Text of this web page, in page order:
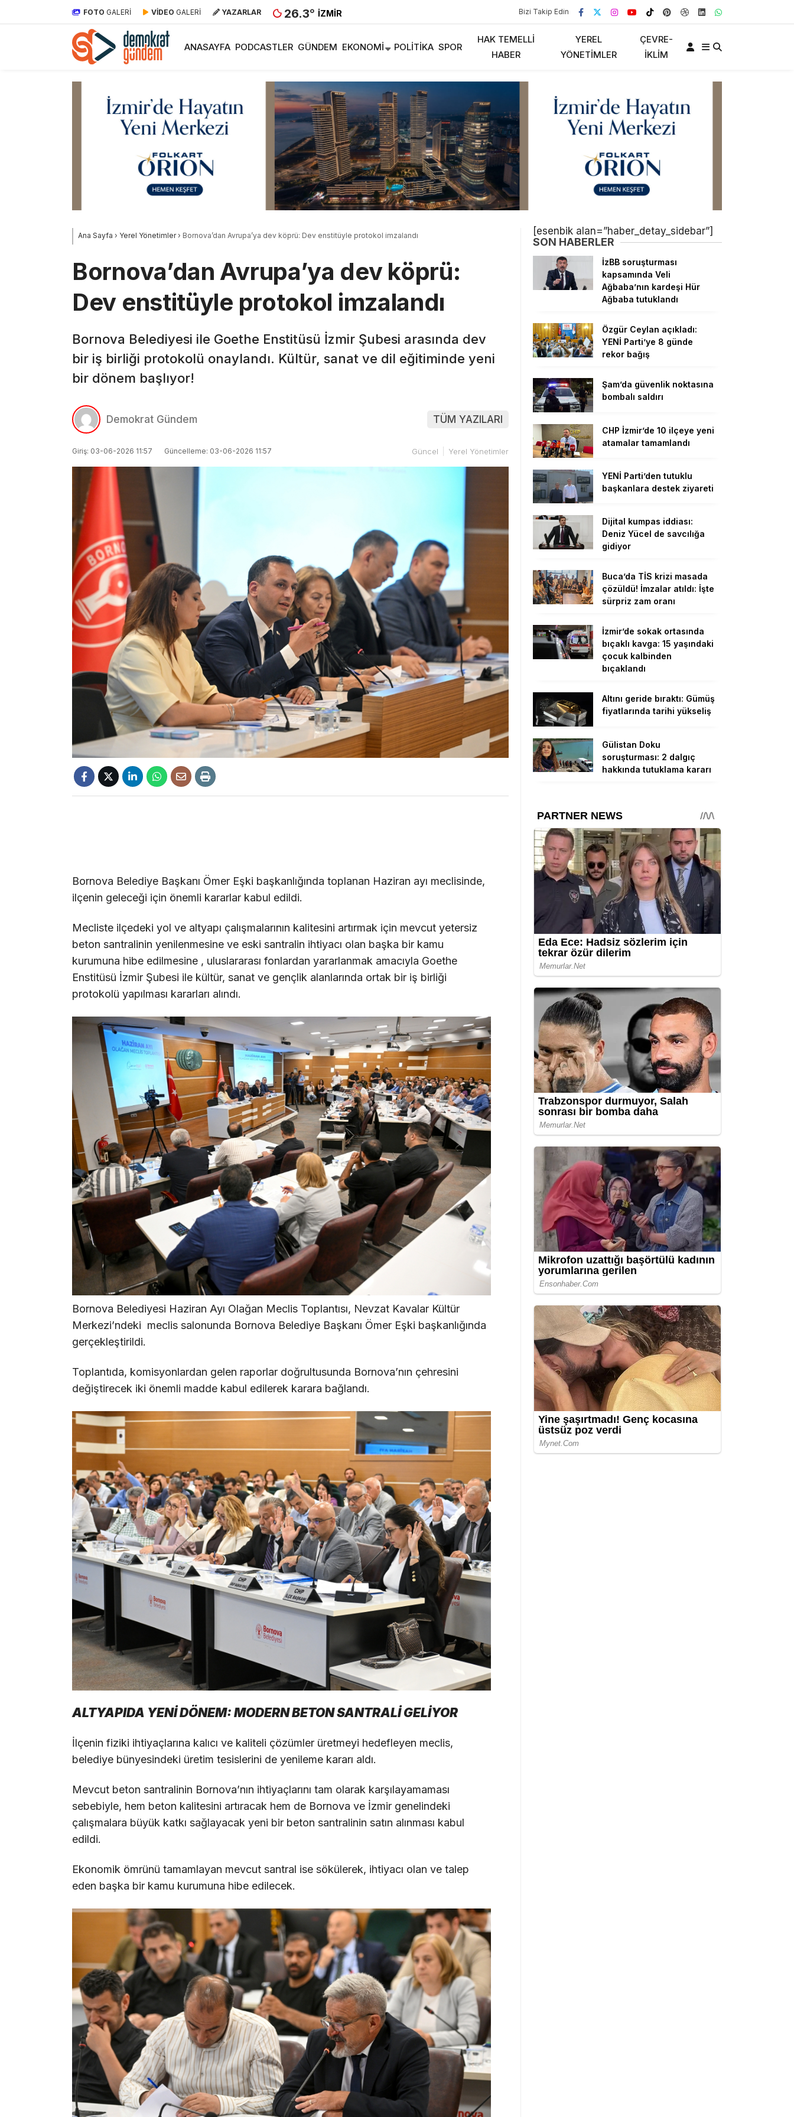
FOTO GALERİ VİDEO GALERİ YAZARLAR 26.3° İZMIR Bizi Takip Edin
ANASAYFA PODCASTLER GÜNDEM EKONOMI POLITIKA SPOR
HAK TEMELLI
HABER
YEREL
YÖNETIMLER
ÇEVRE-
İKLIM
Ana Sayfa › Yerel Yönetimler› Bornova’dan Avrupa’ya dev köprü: Dev enstitüyle protokol imzalandı
Bornova’dan Avrupa’ya dev köprü:
Dev enstitüyle protokol imzalandı
Bornova Belediyesi ile Goethe Enstitüsü İzmir Şubesi arasında dev
bir iş birliği protokolü onaylandı. Kültür, sanat ve dil eğitiminde yeni
bir dönem başlıyor!
Demokrat Gündem TÜM YAZILARI
Giriş: 03-06-2026 11:57 Güncelleme: 03-06-2026 11:57 Güncel Yerel Yönetimler
Bornova Belediye Başkanı Ömer Eşki başkanlığında toplanan Haziran ayı meclisinde,
ilçenin geleceği için önemli kararlar kabul edildi.
Mecliste ilçedeki yol ve altyapı çalışmalarının kalitesini artırmak için mevcut yetersiz
beton santralinin yenilenmesine ve eski santralin ihtiyacı olan başka bir kamu
kurumuna hibe edilmesine , uluslararası fonlardan yararlanmak amacıyla Goethe
Enstitüsü İzmir Şubesi ile kültür, sanat ve gençlik alanlarında ortak bir iş birliği
protokolü yapılması kararları alındı.
Bornova Belediyesi Haziran Ayı Olağan Meclis Toplantısı, Nevzat Kavalar Kültür
Merkezi’ndeki meclis salonunda Bornova Belediye Başkanı Ömer Eşki başkanlığında
gerçekleştirildi.
Toplantıda, komisyonlardan gelen raporlar doğrultusunda Bornova’nın çehresini
değiştirecek iki önemli madde kabul edilerek karara bağlandı.
ALTYAPIDA YENİ DÖNEM: MODERN BETON SANTRALİ GELİYOR
İlçenin fiziki ihtiyaçlarına kalıcı ve kaliteli çözümler üretmeyi hedefleyen meclis,
belediye bünyesindeki üretim tesislerini de yenileme kararı aldı.
Mevcut beton santralinin Bornova’nın ihtiyaçlarını tam olarak karşılayamaması
sebebiyle, hem beton kalitesini artıracak hem de Bornova ve İzmir genelindeki
çalışmalara büyük katkı sağlayacak yeni bir beton santralinin satın alınması kabul
edildi.
Ekonomik ömrünü tamamlayan mevcut santral ise sökülerek, ihtiyacı olan ve talep
eden başka bir kamu kurumuna hibe edilecek.
[esenbik alan=”haber_detay_sidebar”]
SON HABERLER
İzBB soruşturması
kapsamında Veli
Ağbaba’nın kardeşi Hür
Ağbaba tutuklandı
Özgür Ceylan açıkladı:
YENİ Parti’ye 8 günde
rekor bağış
Şam’da güvenlik noktasına
bombalı saldırı
CHP İzmir’de 10 ilçeye yeni
atamalar tamamlandı
YENİ Parti’den tutuklu
başkanlara destek ziyareti
Dijital kumpas iddiası:
Deniz Yücel de savcılığa
gidiyor
Buca’da TİS krizi masada
çözüldü! İmzalar atıldı: İşte
sürpriz zam oranı
İzmir’de sokak ortasında
bıçaklı kavga: 15 yaşındaki
çocuk kalbinden
bıçaklandı
Altını geride bıraktı: Gümüş
fiyatlarında tarihi yükseliş
Gülistan Doku
soruşturması: 2 dalgıç
hakkında tutuklama kararı